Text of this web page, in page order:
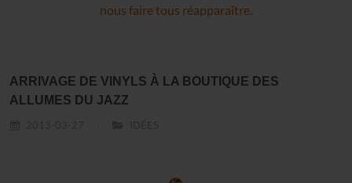
nous faire tous réapparaître.
ARRIVAGE DE VINYLS À LA BOUTIQUE DES
ALLUMES DU JAZZ